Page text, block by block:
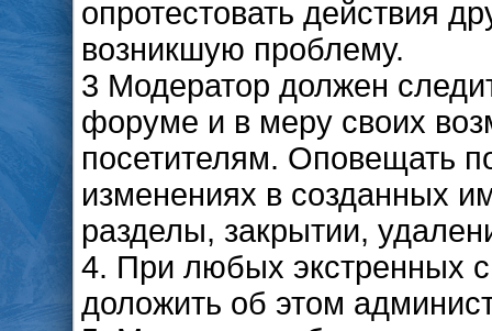
опротестовать действия
возникшую проблему.
3 Модератор должен
форуме и в меру своих
посетителям. Оповещать
изменениях в созданных
разделы, закрытии,
4. При любых экстренных
доложить об этом